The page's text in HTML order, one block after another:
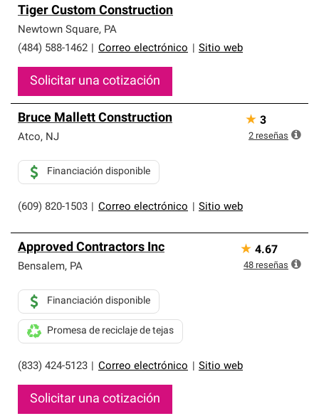
Tiger Custom Construction
Newtown Square, PA
(484) 588-1462
Correo electrónico Sitio web
Solicitar una cotización
Bruce Mallett Construction
Atco, NJ
(609) 820-1503 Correo electrónico Sitio web
Financiación disponible
★ 3
2 reseñas
Approved Contractors Inc
Bensalem, PA
(833) 424-5123 Correo electrónico Sitio web
Financiación disponible
Promesa de reciclaje de tejas
Solicitar una cotización
★ 4.67
48 reseñas